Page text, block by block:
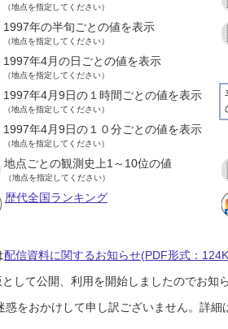
（地点を指定してください）
1997年の半旬ごとの値を表示
（地点を指定してください）
1997年4月の日ごとの値を表示
（地点を指定してください）
1997年4月9日の１時間ごとの値を表示
（地点を指定してください）
1997年4月9日の１０分ごとの値を表示
（地点を指定してください）
地点ごとの観測史上1～10位の値
（地点を指定してください）
歴代全国ランキング
配信資料に関するお知らせ(PDF形式：
して公開、利用を開始しましたのでお知
をおかけして申し訳ございません。詳細